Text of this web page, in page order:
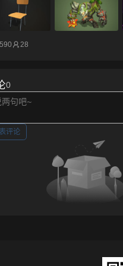
28
0
评论